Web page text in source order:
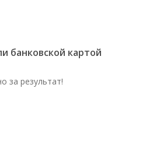
банковской картой
за результат!